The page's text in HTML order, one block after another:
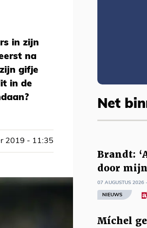
in zijn
na
gifje
in de
2019 - 11:35
Net
Brandt:
door
07 AUGUSTUS 2026
NIEUWS
Míchel